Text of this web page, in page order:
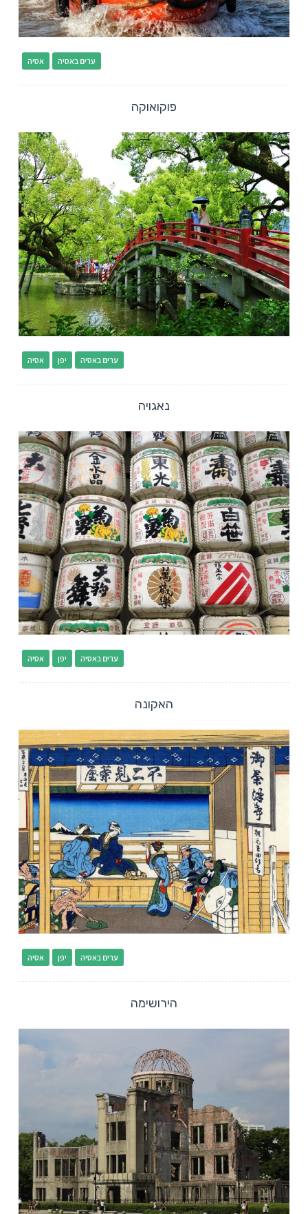
אסיה ערים באסיה
פוקואוקה
אסיה יפן ערים באסיה
נאגויה
אסיה יפן ערים באסיה
האקונה
אסיה יפן ערים באסיה
הירושימה